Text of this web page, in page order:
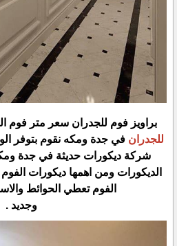
براويز فوم للجدران سعر متر
للجدران في جدة ومكه نقوم بتوفر
شركة ديكورات حديثة في جدة
الديكورات ومن اهمها ديكورات
الفوم تعطي الحوائط
وجديد .